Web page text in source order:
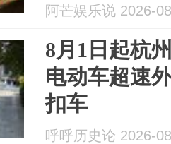
阿芒娱乐说 2026-
8月1日起杭
电动车超速
扣车
呼呼历史论 2026-